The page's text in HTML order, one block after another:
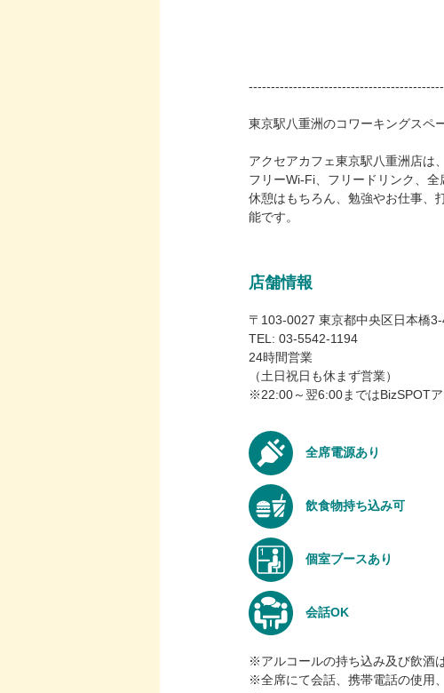
東京駅八重洲のコワーキングスペ
アクセアカフェ東京駅八重洲店は
フリーWi-Fi、フリードリンク、
休憩はもちろん、勉強やお仕事、
能です。
店舗情報
〒103-0027 東京都中央区日本橋
TEL: 03-5542-1194
24時間営業
（土日祝日も休まず営業）
※22:00～翌6:00まではBizSPOT
全席電源あり
飲食物持ち込み可
個室ブースあり
会話OK
※アルコールの持ち込み及び飲酒
※全席にて会話、携帯電話の使用